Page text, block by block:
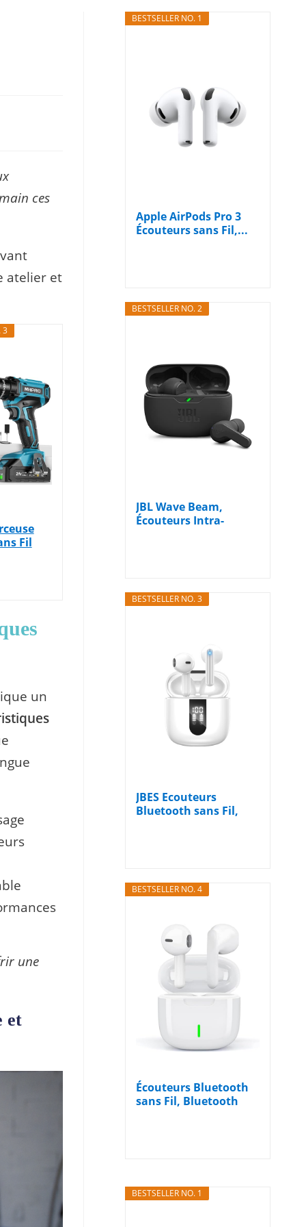
ces
atelier et
3
Fil
un
une
et
BESTSELLER NO. 1
Apple AirPods Pro 3
Écouteurs sans Fil,...
BESTSELLER NO. 2
JBL Wave Beam,
Écouteurs Intra-
BESTSELLER NO. 3
JBES Ecouteurs
Bluetooth sans Fil,
BESTSELLER NO. 4
Écouteurs Bluetooth
sans Fil, Bluetooth
BESTSELLER NO. 1